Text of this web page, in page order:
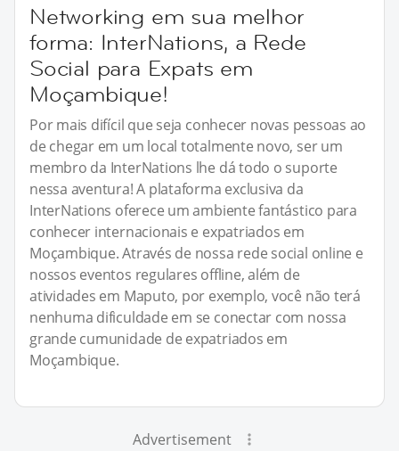
Networking em sua melhor
forma: InterNations, a Rede
Social para Expats em
Moçambique!
Por mais difícil que seja conhecer novas pessoas ao
de chegar em um local totalmente novo, ser um
membro da InterNations lhe dá todo o suporte
nessa aventura! A plataforma exclusiva da
InterNations oferece um ambiente fantástico para
conhecer internacionais e expatriados em
Moçambique. Através de nossa rede social online e
nossos eventos regulares offline, além de
atividades em Maputo, por exemplo, você não terá
nenhuma dificuldade em se conectar com nossa
grande cumunidade de expatriados em
Moçambique.
Advertisement